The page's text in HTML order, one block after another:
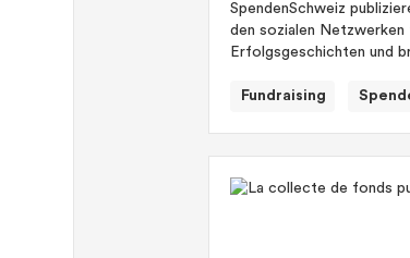
SpendenSchweiz
den sozialen Netzwerken
Erfolgsgeschichten und
Fundraising